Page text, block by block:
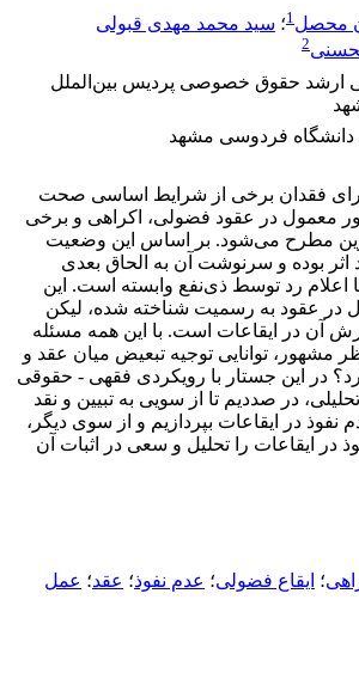
محصل1؛ سید محمد مهدی قبولی
2
ارشد حقوق خصوصی پردیس بین‌الملل
دانشگاه فردوسی مشهد
فقدان برخی از شرایط اساسی صحت
معمول در عقود فضولی، اکراهی و برخی
مطرح می‌شود. بر اساس این وضعیت
اثر بوده و سرنوشت آن به الحاق بعدی
اعلام رد توسط ذی‌نفع وابسته است. این
عقود به رسمیت شناخته شده، لیکن
آن در ایقاعات است. با این همه مسئله
مشهور، توانایی توجیه تبعیض میان عقد و
در این جستار با رویکردی فقهی - حقوقی
در صددیم تا از سویی به تبیین و نقد
نفوذ در ایقاعات بپردازیم و از سوی دیگر،
در ایقاعات را تحلیل و سعی در اثبات آن
؛ ایقاع فضولی؛ عدم نفوذ؛ عقد؛ عمل